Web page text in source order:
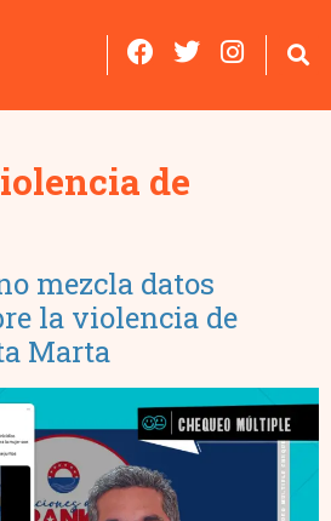
de
mezcla datos
la violencia de
Marta